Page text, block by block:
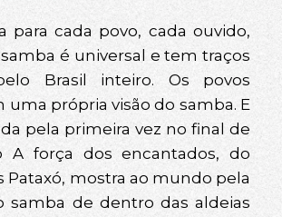
para cada povo, cada ouvido,
é universal e tem traços
Brasil inteiro. Os povos
própria visão do samba. E
pela primeira vez no final de
A força dos encantados, do
Pataxó, mostra ao mundo pela
samba de dentro das aldeias